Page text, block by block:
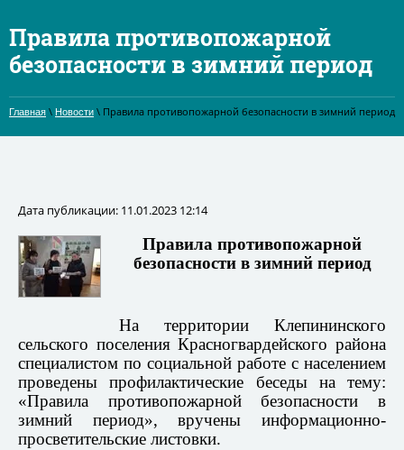
Правила противопожарной
безопасности в зимний период
Главная \ Новости \ Правила противопожарной безопасности в зимний период
Дата публикации: 11.01.2023 12:14
Правила противопожарной
безопасности в зимний период
На территории Клепининского
сельского поселения Красногвардейского района
специалистом по социальной работе с населением
проведены профилактические беседы на тему:
«Правила противопожарной безопасности в
зимний период», вручены информационно-
просветительские листовки.